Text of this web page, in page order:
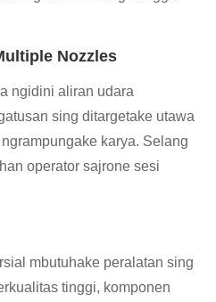
Nozzles
ngidini aliran udara
sing ditargetake utawa
karya. Selang
operator sajrone sesi
mbutuhake peralatan sing
tinggi, komponen